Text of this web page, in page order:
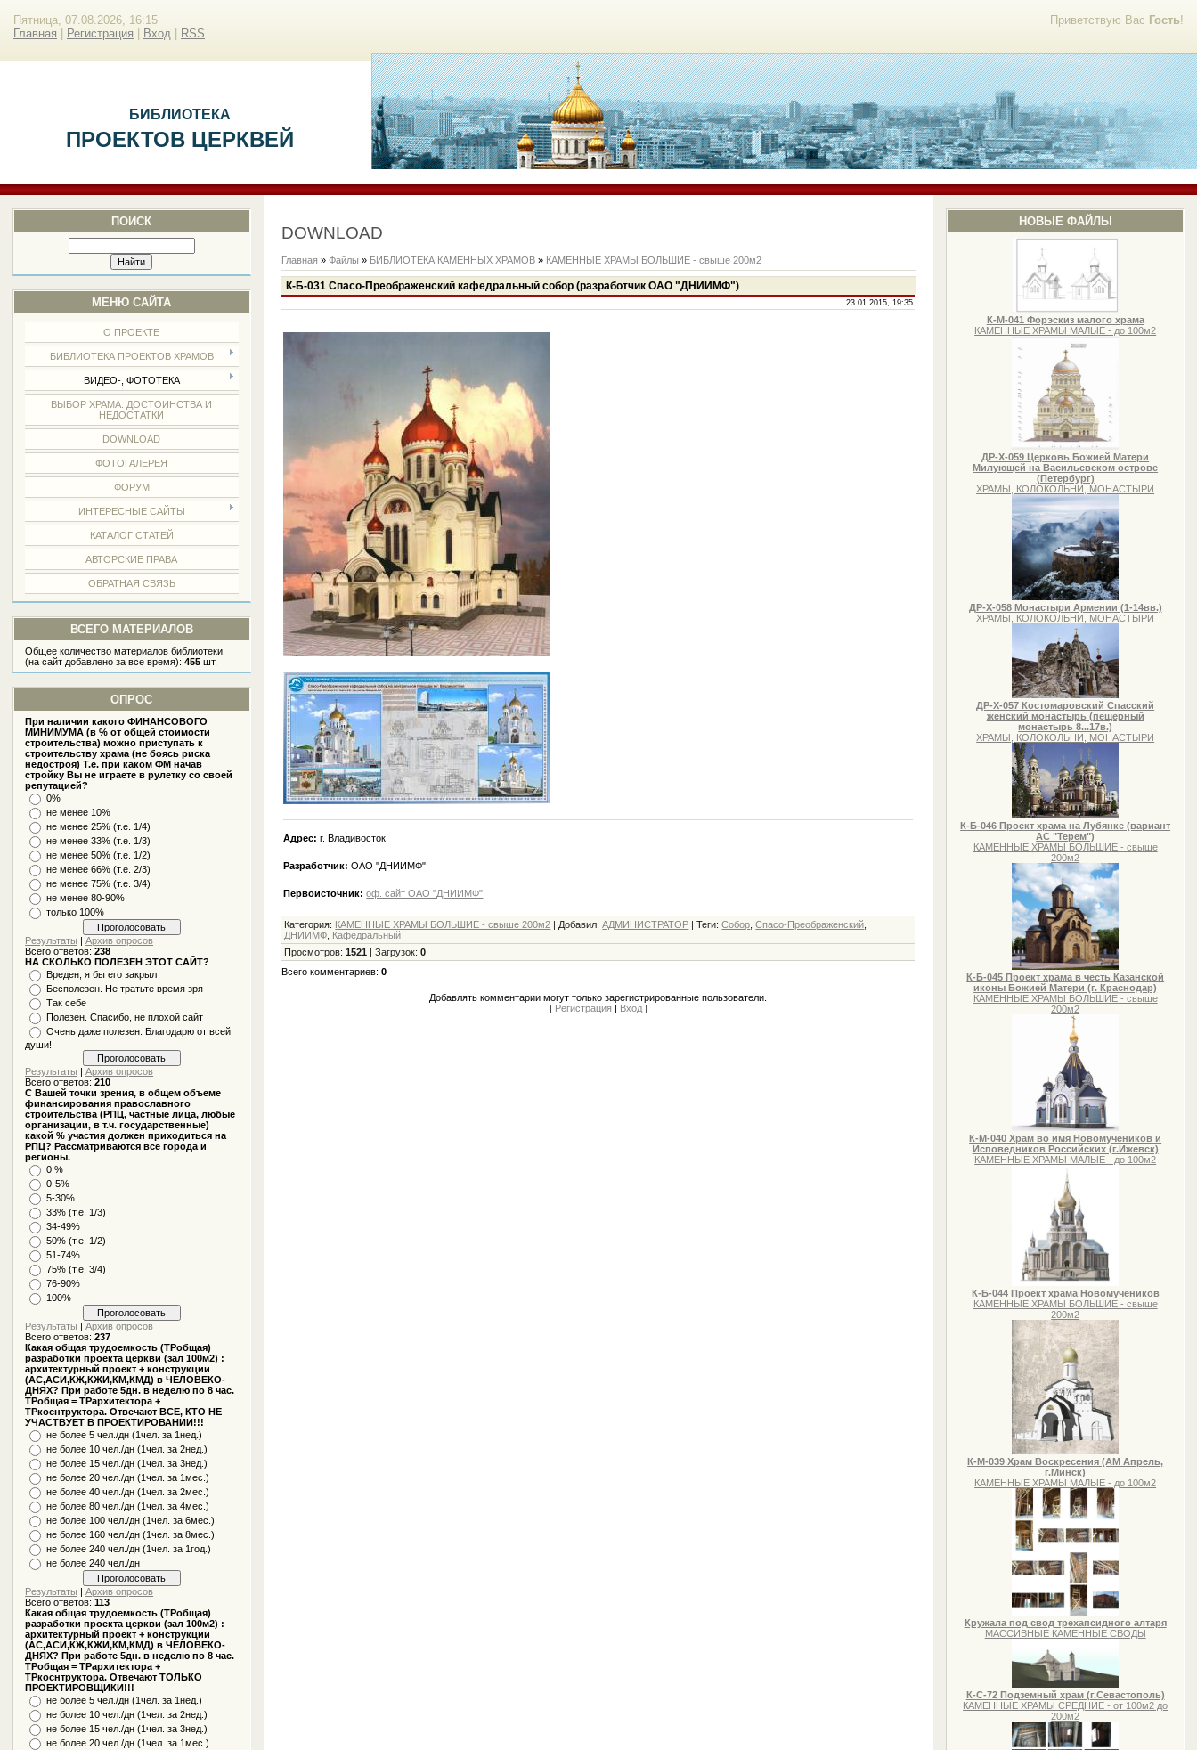
Приветствую Вас Гость!
Пятница, 07.08.2026, 16:15
Главная
Регистрация Вход RSS
БИБЛИОТЕКА
ПРОЕКТОВ ЦЕРКВЕЙ
ПОИСК
МЕНЮ САЙТА
О ПРОЕКТЕ
БИБЛИОТЕКА ПРОЕКТОВ ХРАМОВ
ВИДЕО-, ФОТОТЕКА
ВЫБОР ХРАМА. ДОСТОИНСТВА И
НЕДОСТАТКИ
DOWNLOAD
ФОТОГАЛЕРЕЯ
ФОРУМ
ИНТЕРЕСНЫЕ САЙТЫ
КАТАЛОГ СТАТЕЙ
АВТОРСКИЕ ПРАВА
ОБРАТНАЯ СВЯЗЬ
ВСЕГО МАТЕРИАЛОВ
Общее количество материалов библиотеки
(на сайт добавлено за все время):455 шт.
ОПРОС
При наличии какого ФИНАНСОВОГО
МИНИМУМА (в % от общей стоимости
строительства) можно приступать к
строительству храма (не боясь риска
недостроя) Т.е. при каком ФМ начав
стройку Вы не играете в рулетку со своей
репутацией?
0%
не менее 10%
не менее 25% (т.е. 1/4)
не менее 33% (т.е. 1/3)
не менее 50% (т.е. 1/2)
не менее 66% (т.е. 2/3)
не менее 75% (т.е. 3/4)
не менее 80-90%
только 100%
Результаты |Архив опросов
Всего ответов:238
НА СКОЛЬКО ПОЛЕЗЕН ЭТОТ САЙТ?
Вреден, я бы его закрыл
Бесполезен. Не тратьте время зря
Так себе
Полезен. Спасибо, не плохой сайт
Очень даже полезен. Благодарю от всей
души!
Результаты |Архив опросов
Всего ответов:210
С Вашей точки зрения, в общем объеме
финансирования православного
строительства (РПЦ, частные лица, любые
организации, в т.ч. государственные)
какой % участия должен приходиться на
РПЦ? Рассматриваются все города и
регионы.
0 %
0-5%
5-30%
33% (т.е. 1/3)
34-49%
50% (т.е. 1/2)
51-74%
75% (т.е. 3/4)
76-90%
100%
Результаты |Архив опросов
Всего ответов:237
Какая общая трудоемкость (ТРобщая)
разработки проекта церкви (зал 100м2) :
архитектурный проект + конструкции
(АС,АСИ,КЖ,КЖИ,КМ,КМД) в ЧЕЛОВЕКО-
ДНЯХ? При работе 5дн. в неделю по 8 час.
ТРобщая = ТРархитектора +
ТРкоснтруктора. Отвечают ВСЕ, КТО НЕ
УЧАСТВУЕТ В ПРОЕКТИРОВАНИИ!!!
не более 5 чел./дн (1чел. за 1нед.)
не более 10 чел./дн (1чел. за 2нед.)
не более 15 чел./дн (1чел. за 3нед.)
не более 20 чел./дн (1чел. за 1мес.)
не более 40 чел./дн (1чел. за 2мес.)
не более 80 чел./дн (1чел. за 4мес.)
не более 100 чел./дн (1чел. за 6мес.)
не более 160 чел./дн (1чел. за 8мес.)
не более 240 чел./дн (1чел. за 1год.)
не более 240 чел./дн
Результаты |Архив опросов
Всего ответов:113
Какая общая трудоемкость (ТРобщая)
разработки проекта церкви (зал 100м2) :
архитектурный проект + конструкции
(АС,АСИ,КЖ,КЖИ,КМ,КМД) в ЧЕЛОВЕКО-
ДНЯХ? При работе 5дн. в неделю по 8 час.
ТРобщая = ТРархитектора +
ТРкоснтруктора. Отвечают ТОЛЬКО
ПРОЕКТИРОВЩИКИ!!!
не более 5 чел./дн (1чел. за 1нед.)
не более 10 чел./дн (1чел. за 2нед.)
не более 15 чел./дн (1чел. за 3нед.)
не более 20 чел./дн (1чел. за 1мес.)
НОВЫЕ ФАЙЛЫ
К-М-041 Форэскиз малого храма
КАМЕННЫЕ ХРАМЫ МАЛЫЕ - до 100м2
ДР-Х-059 Церковь Божией Матери
Милующей на Васильевском острове
(Петербург)
ХРАМЫ, КОЛОКОЛЬНИ, МОНАСТЫРИ
ДР-Х-058 Монастыри Армении (1-14вв.)
ХРАМЫ, КОЛОКОЛЬНИ, МОНАСТЫРИ
ДР-Х-057 Костомаровский Спасский
женский монастырь (пещерный
монастырь 8...17в.)
ХРАМЫ, КОЛОКОЛЬНИ, МОНАСТЫРИ
К-Б-046 Проект храма на Лубянке (вариант
АС "Терем")
КАМЕННЫЕ ХРАМЫ БОЛЬШИЕ - свыше
200м2
К-Б-045 Проект храма в честь Казанской
иконы Божией Матери (г. Краснодар)
КАМЕННЫЕ ХРАМЫ БОЛЬШИЕ - свыше
200м2
К-М-040 Храм во имя Новомучеников и
Исповедников Российских (г.Ижевск)
КАМЕННЫЕ ХРАМЫ МАЛЫЕ - до 100м2
К-Б-044 Проект храма Новомучеников
КАМЕННЫЕ ХРАМЫ БОЛЬШИЕ - свыше
200м2
К-М-039 Храм Воскресения (АМ Апрель,
г.Минск)
КАМЕННЫЕ ХРАМЫ МАЛЫЕ - до 100м2
Кружала под свод трехапсидного алтаря
МАССИВНЫЕ КАМЕННЫЕ СВОДЫ
К-С-72 Подземный храм (г.Севастополь)
КАМЕННЫЕ ХРАМЫ СРЕДНИЕ - от 100м2 до
200м2
DOWNLOAD
Главная »Файлы » БИБЛИОТЕКА КАМЕННЫХ ХРАМОВ » КАМЕННЫЕ ХРАМЫ БОЛЬШИЕ - свыше 200м2
К-Б-031 Спасо-Преображенский кафедральный собор (разработчик ОАО "ДНИИМФ")
23.01.2015, 19:35
Адрес:г. Владивосток
Разработчик: ОАО "ДНИИМФ"
Первоисточник: оф. сайт ОАО "ДНИИМФ"
Категория: КАМЕННЫЕ ХРАМЫ БОЛЬШИЕ - свыше 200м2 Добавил:АДМИНИСТРАТОР |Теги:Собор ,Спасо-Преображенский
ДНИИМФ
Кафедральный
Просмотров:1521 |Загрузок:0
Всего комментариев:0
Добавлять комментарии могут только зарегистрированные пользователи.
[ Регистрация Вход]